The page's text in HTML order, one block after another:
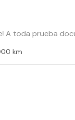
A toda prueba
km